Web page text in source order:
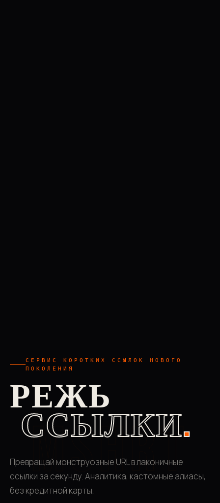
MSHRT
СЕРВИС КОРОТКИХ ССЫЛОК НОВОГО
ПОКОЛЕНИЯ
РЕЖЬ
ССЫЛКИ.
Превращай монструозные URL в лаконичные
ссылки за секунду. Аналитика, кастомные алиасы,
без кредитной карты.